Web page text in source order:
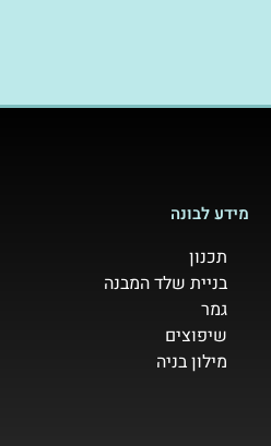
מידע לבונה
תכנון
בניית שלד המבנה
גמר
שיפוצים
מילון בניה